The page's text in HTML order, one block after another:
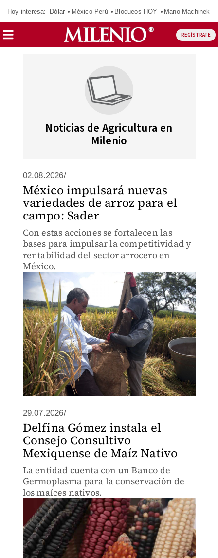
Hoy interesa: Dólar México-Perú Bloqueos HOY Mano Machinek
REGÍSTRATE
Noticias de Agricultura en
Milenio
02.08.2026/
México impulsará nuevas
variedades de arroz para el
campo: Sader
Con estas acciones se fortalecen las
bases para impulsar la competitividad y
rentabilidad del sector arrocero en
México.
29.07.2026/
Delfina Gómez instala el
Consejo Consultivo
Mexiquense de Maíz Nativo
La entidad cuenta con un Banco de
Germoplasma para la conservación de
los maíces nativos.